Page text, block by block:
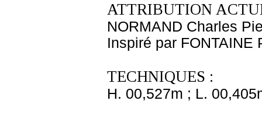
ATTRIBUTION
NORMAND Charles
Inspiré par FONTAINE
TECHNIQUES :
H. 00,527m ; L.